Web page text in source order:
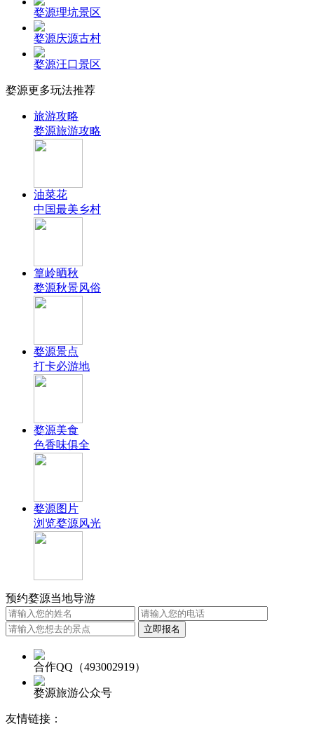
婺源理坑景区
婺源庆源古村
婺源汪口景区
婺源更多玩法推荐
旅游攻略
婺源旅游攻略
油菜花
中国最美乡村
篁岭晒秋
婺源秋景风俗
婺源景点
打卡必游地
婺源美食
色香味俱全
婺源图片
浏览婺源风光
预约婺源当地导游
合作QQ（493002919）
婺源旅游公众号
友情链接：